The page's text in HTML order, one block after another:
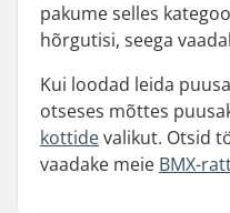
pakume selles
hõrgutisi, seega
Kui loodad leida
otseses mõttes
kottidevalikut. Otsid
vaadake meie BMX-